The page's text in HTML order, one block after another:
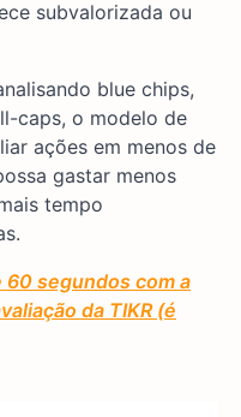
subvalorizada ou
blue chips,
caps, o modelo de
ações em menos de
gastar menos
tempo
60 segundos com a
da TIKR (é